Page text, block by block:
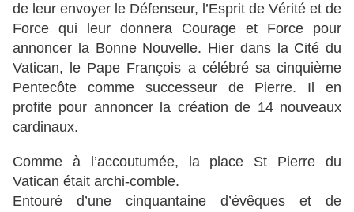
de leur envoyer le Défenseur, l’Esprit de Vérité et de
Force qui leur donnera Courage et Force pour
annoncer la Bonne Nouvelle. Hier dans la Cité du
Vatican, le Pape François a célébré sa cinquième
Pentecôte comme successeur de Pierre. Il en
profite pour annoncer la création de 14 nouveaux
cardinaux.
Comme à l’accoutumée, la place St Pierre du
Vatican était archi-comble.
Entouré d’une cinquantaine d’évêques et de